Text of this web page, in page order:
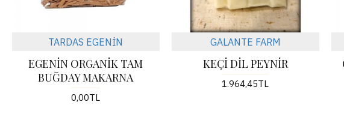
TARDAS EGENİN
EGENİN ORGANİK TAM
BUĞDAY MAKARNA
0,00TL
GALANTE FARM
KEÇİ DİL PEYNİR
1.964,45TL